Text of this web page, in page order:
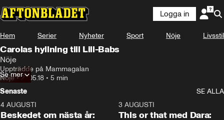
Logga in
Hem Serier Nyheter Sport Nöje Livsstil
Carolas hyllning till Lill-Babs
Nöje
Uppträdde på Mammagalan
Nöje•27.05.18 • 5 min
Se mer
Senaste
SE ALLA
4 AUGUSTI
Beskedet om nästa år:
3 AUGUSTI
This or that med Dara: